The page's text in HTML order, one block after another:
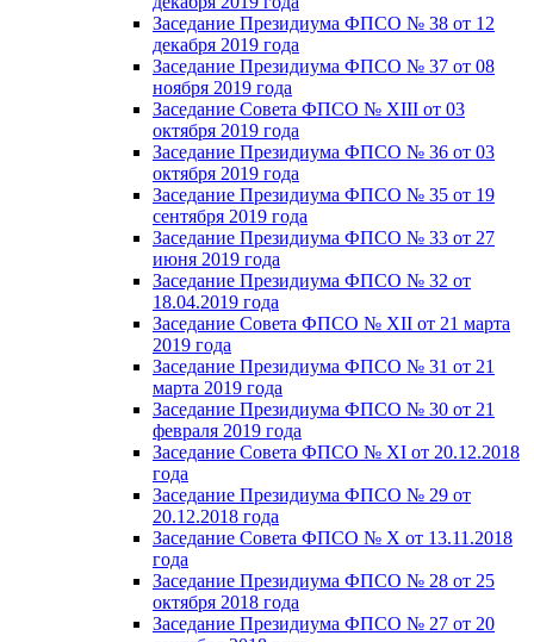
Заседание Президиума ФПСО № 38 от 12
декабря 2019 года
Заседание Президиума ФПСО № 37 от 08
ноября 2019 года
Заседание Совета ФПСО № XIII от 03
октября 2019 года
Заседание Президиума ФПСО № 36 от 03
октября 2019 года
Заседание Президиума ФПСО № 35 от 19
сентября 2019 года
Заседание Президиума ФПСО № 33 от 27
июня 2019 года
Заседание Президиума ФПСО № 32 от
18.04.2019 года
Заседание Совета ФПСО № XII от 21 марта
2019 года
Заседание Президиума ФПСО № 31 от 21
марта 2019 года
Заседание Президиума ФПСО № 30 от 21
февраля 2019 года
Заседание Совета ФПСО № XI от 20.12.2018
года
Заседание Президиума ФПСО № 29 от
20.12.2018 года
Заседание Совета ФПСО № X от 13.11.2018
года
Заседание Президиума ФПСО № 28 от 25
октября 2018 года
Заседание Президиума ФПСО № 27 от 20